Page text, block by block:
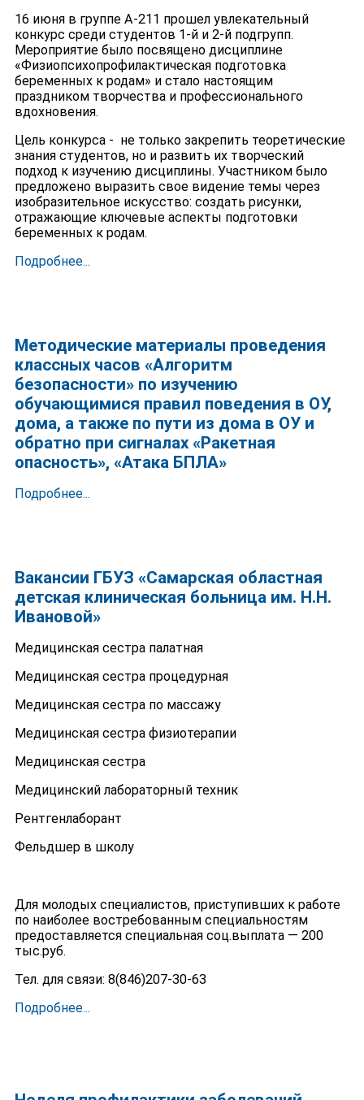
16 июня в группе А-211 прошел увлекательный
конкурс среди студентов 1-й и 2-й подгрупп.
Мероприятие было посвящено дисциплине
«Физиопсихопрофилактическая подготовка
беременных к родам» и стало настоящим
праздником творчества и профессионального
вдохновения.
Цель конкурса - не только закрепить теоретические
знания студентов, но и развить их творческий
подход к изучению дисциплины. Участником было
предложено выразить свое видение темы через
изобразительное искусство: создать рисунки,
отражающие ключевые аспекты подготовки
беременных к родам.
Подробнее...
Методические материалы проведения
классных часов «Алгоритм
безопасности» по изучению
обучающимися правил поведения в ОУ,
дома, а также по пути из дома в ОУ и
обратно при сигналах «Ракетная
опасность», «Атака БПЛА»
Подробнее...
Вакансии ГБУЗ «Самарская областная
детская клиническая больница им. Н.Н.
Ивановой»
Медицинская сестра палатная
Медицинская сестра процедурная
Медицинская сестра по массажу
Медицинская сестра физиотерапии
Медицинская сестра
Медицинский лабораторный техник
Рентгенлаборант
Фельдшер в школу
Для молодых специалистов, приступивших к работе
по наиболее востребованным специальностям
предоставляется специальная соц.выплата — 200
тыс.руб.
Тел. для связи: 8(846)207-30-63
Подробнее...